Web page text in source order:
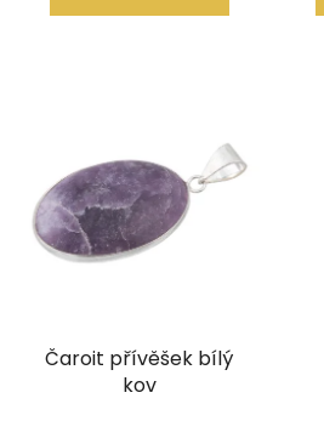
Čaroit přívěšek bílý
kov